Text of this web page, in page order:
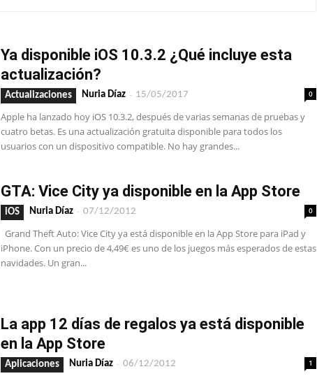
Ya disponible iOS 10.3.2 ¿Qué incluye esta
actualización?
Actualizaciones Nuria Díaz - 15/05/2017 0
Apple ha lanzado hoy iOS 10.3.2, después de varias semanas de pruebas y
cuatro betas. Es una actualización gratuita disponible para todos los
usuarios con un dispositivo compatible. No hay grandes...
GTA: Vice City ya disponible en la App Store
iOS Nuria Díaz - 07/12/2012 0
Grand Theft Auto: Vice City ya está disponible en la App Store para iPad y
iPhone. Con un precio de 4,49€ es uno de los juegos más esperados de estas
navidades. Un gran...
La app 12 días de regalos ya está disponible
en la App Store
Aplicaciones Nuria Díaz - 06/12/2012 1